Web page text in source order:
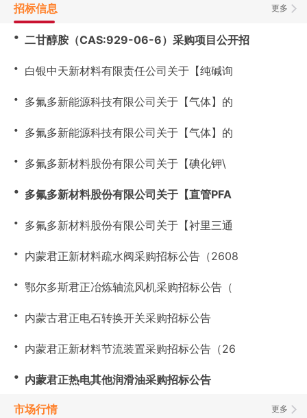
更多
招标信息
・ 二甘醇胺（CAS:929-06-6）采购项目公开招
・ 白银中天新材料有限责任公司关于【纯碱询
・ 多氟多新能源科技有限公司关于【气体】的
・ 多氟多新能源科技有限公司关于【气体】的
・ 多氟多新材料股份有限公司关于【碘化钾\
・ 多氟多新材料股份有限公司关于【直管PFA
・ 多氟多新材料股份有限公司关于【衬里三通
・ 内蒙君正新材料疏水阀采购招标公告（2608
・ 鄂尔多斯君正冶炼轴流风机采购招标公告（
・ 内蒙古君正电石转换开关采购招标公告
・ 内蒙君正新材料节流装置采购招标公告（26
・ 内蒙君正热电其他润滑油采购招标公告
更多
市场行情